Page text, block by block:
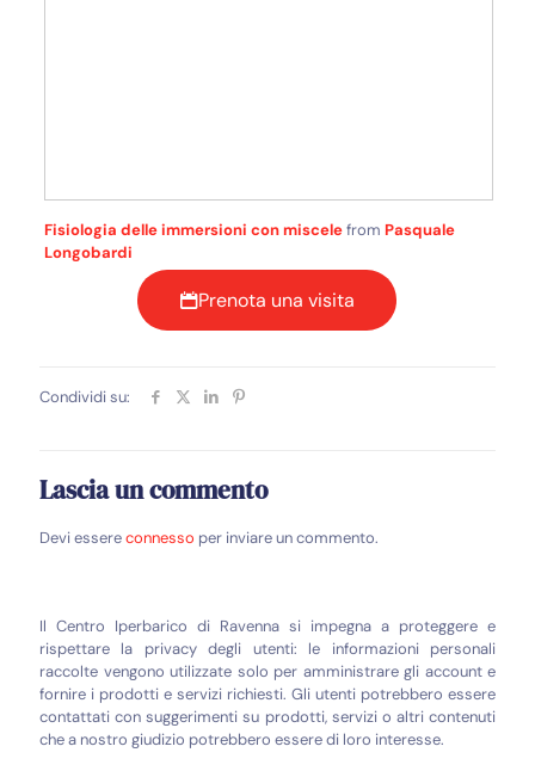
Fisiologia delle immersioni con miscelefrom Pasquale
Longobardi
Prenota una visita
Condividi su:
Lascia un commento
Devi essereconnesso per inviare un commento.
Il Centro Iperbarico di Ravenna si impegna a proteggere e
rispettare la privacy degli utenti: le informazioni personali
raccolte vengono utilizzate solo per amministrare gli account e
fornire i prodotti e servizi richiesti. Gli utenti potrebbero essere
contattati con suggerimenti su prodotti, servizi o altri contenuti
che a nostro giudizio potrebbero essere di loro interesse.